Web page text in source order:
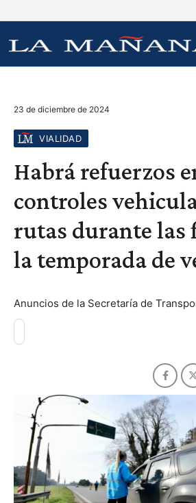
23 de diciembre de 2024
VIALIDAD
Habrá refuerzos
controles
rutas durante las
la temporada de
Anuncios de la Secretaría de